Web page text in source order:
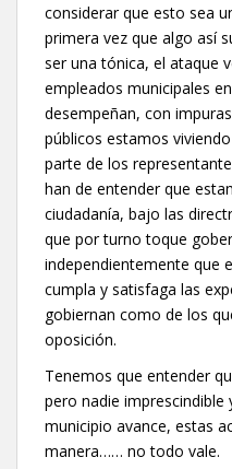
considerar que esto sea
primera vez que algo así
ser una tónica, el ataque
empleados municipales
desempeñan, con
públicos estamos
parte de los
han de entender que
ciudadanía, bajo las
que por turno toque
independientemente que
cumpla y satisfaga las
gobiernan como de los
oposición.
Tenemos que entender
pero nadie
municipio avance, estas
manera…… no todo vale.